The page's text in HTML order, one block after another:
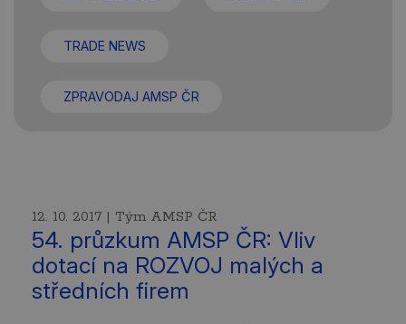
TRADE NEWS
ZPRAVODAJ AMSP ČR
12. 10. 2017 | Tým AMSP ČR
54. průzkum AMSP ČR: Vliv
dotací na ROZVOJ malých a
středních firem